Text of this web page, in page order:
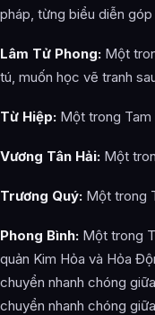
pháp, từng biểu diễn
Lâm Tử Phong: Một
tú, muốn học vẽ tranh
Từ Hiệp: Một trong Tam
Vương Tân Hải: Một
Trương Quý: Một trong
Phong Bình: Một trong
quản Kim Hỏa và Hỏa
chuyển nhanh chóng
chuyển nhanh chóng